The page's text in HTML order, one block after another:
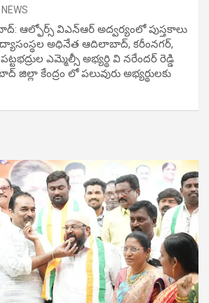
ఆల్ఫోర్స్ విఎన్ఆర్ అద్వర్యంలో పుస్తకాలు
అధినేత ఆదిలాబాద్, కరీంనగర్,
ఎమ్మెల్సీ అభ్యర్థి వి నరేందర్ రెడ్డి
కేంద్రం లో పలువురు అభ్యర్థులకు